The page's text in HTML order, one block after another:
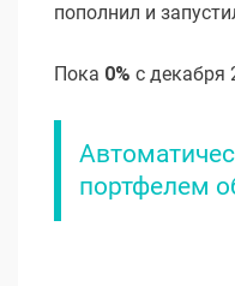
пополнил и
Пока 0% с декабря
портфелем